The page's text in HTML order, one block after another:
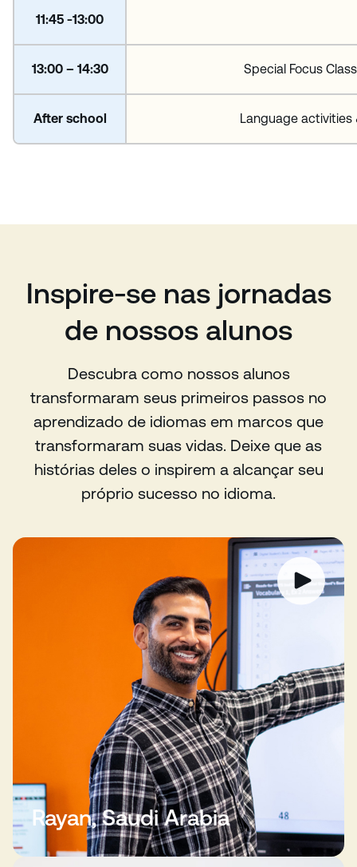
11:45 -13:00
13:00 – 14:30 Special Focus
After school Language
Inspire-se nas jornadas
de nossos alunos
Descubra como nossos alunos
transformaram seus primeiros passos no
aprendizado de idiomas em marcos que
transformaram suas vidas. Deixe que as
histórias deles o inspirem a alcançar seu
próprio sucesso no idioma.
Rayan, Saudi Arabia